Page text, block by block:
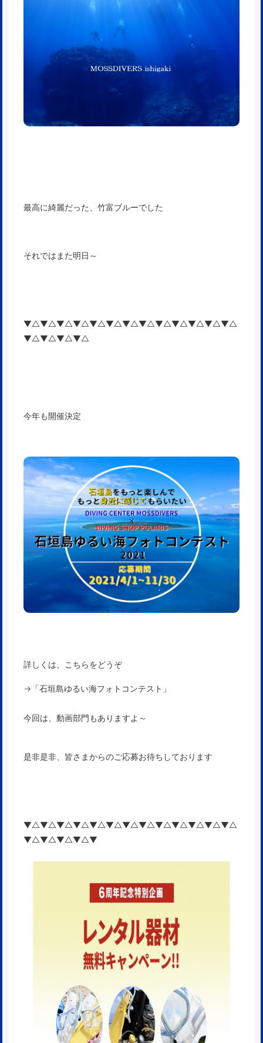
最高に綺麗だった、竹富ブルーでした
それではまた明日～
▼△▼△▼△▼△▼△▼△▼△▼△▼△▼△▼△▼△▼△
▼△▼△▼△▼△
今年も開催決定
詳しくは、こちらをどうぞ
→「石垣島ゆるい海フォトコンテスト 」
今回は、動画部門もありますよ～
是非是非、皆さまからのご応募お待ちしております
▼△▼△▼△▼△▼△▼△▼△▼△▼△▼△▼△▼△▼△
▼△▼△▼△▼△▼